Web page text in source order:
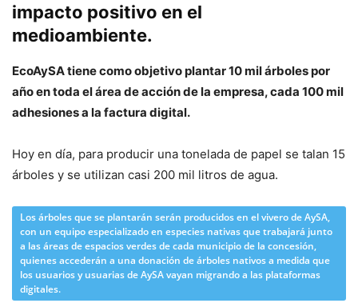
impacto positivo en el
medioambiente.
EcoAySA tiene como objetivo plantar 10 mil árboles por
año en toda el área de acción de la empresa, cada 100 mil
adhesiones a la factura digital.
Hoy en día, para producir una tonelada de papel se talan 15
árboles y se utilizan casi 200 mil litros de agua.
Los árboles que se plantarán serán producidos en el vivero de AySA,
con un equipo especializado en especies nativas que trabajará junto
a las áreas de espacios verdes de cada municipio de la concesión,
quienes accederán a una donación de árboles nativos a medida que
los usuarios y usuarias de AySA vayan migrando a las plataformas
digitales.